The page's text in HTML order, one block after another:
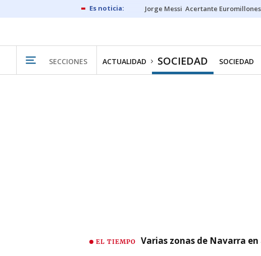
Jorge Messi Acertante Euromillones
SECCIONES ACTUALIDAD SOCIEDAD SOCIEDAD
EL TIEMPO Varias zonas de Navarra